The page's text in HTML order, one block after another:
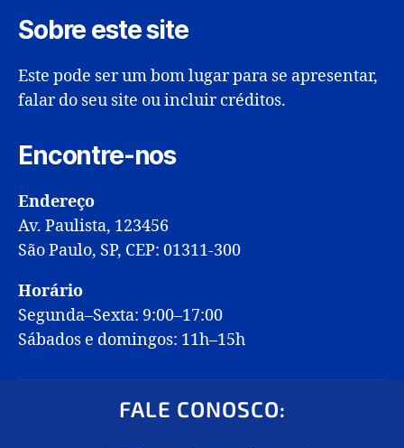
Sobre este site
Este pode ser um bom lugar para se apresentar,
falar do seu site ou incluir créditos.
Encontre-nos
Endereço
Av. Paulista, 123456
São Paulo, SP, CEP: 01311-300
Horário
Segunda–Sexta: 9:00–17:00
Sábados e domingos: 11h–15h
FALE CONOSCO: